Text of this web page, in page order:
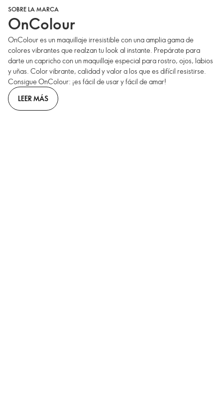
SOBRE LA MARCA
OnColour
OnColour es un maquillaje irresistible con una amplia gama de
colores vibrantes que realzan tu look al instante. Prepárate para
darte un capricho con un maquillaje especial para rostro, ojos, labios
y uñas. Color vibrante, calidad y valor a los que es difícil resistirse.
Consigue OnColour: ¡es fácil de usar y fácil de amar!
LEER MÁS